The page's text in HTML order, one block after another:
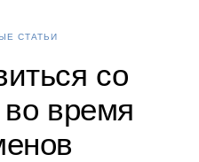
СТАТЬИ
со
время